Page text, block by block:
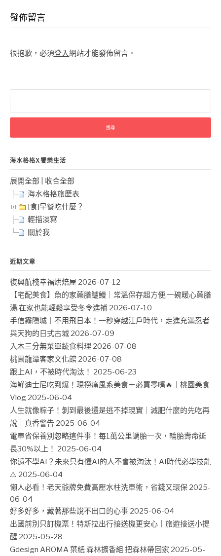
Reading
發佈留言
很抱歉，必須登入網站才能發佈留言。
關
字:
海水格格X饗樂生活
展開全部
收合全部
海水格格旅歷表
[食]早餐吃什麼？
輕描淡寫
關於我
近期文章
復興航棧幸福烘焙屋 2026-07-12
【宅配美食】魚的家藥膳鱸鰻｜常溫保存超方便,一碗暖心藥膳
湯,在家也能輕鬆享受冬令進補 2026-07-10
手信霧隱城｜不用飛日本！一秒穿越江戶時代，走進充滿忍者
與天狗的日式古城 2026-07-09
入木三分無菜單蔬食料理 2026-07-08
桃園龍潭客家文化館 2026-07-08
跟上AI，不被時代淘汰！ 2025-06-23
海鮮迪士尼吃到爆！現撈痛風系美食＋必買零嘴🔥｜桃園美食
Vlog 2025-06-04
人生就像粽子！剝到最後還是逃不掉現實｜減肥什麼的先吃再
說｜真香警告 2025-06-04
電車省保養別忽略這件事！每1萬公里調胎一次，輪胎壽命延
長30%以上！ 2025-06-04
你還不學AI？未來只有懂AI的人不會被淘汰！AI時代必學技能
⚠️ 2025-06-04
懶人必看！老天爺牌免費高壓水柱洗車術，省錢又環保 2025-
06-04
好多好多，藏著那些說不出口的心事 2025-06-04
出國前別只訂機票！特斯拉出行接送機更安心｜旅遊接送小提
醒 2025-05-28
Gdesign AROMA 葉紙 森林擴香組 把森林帶回家 2025-05-